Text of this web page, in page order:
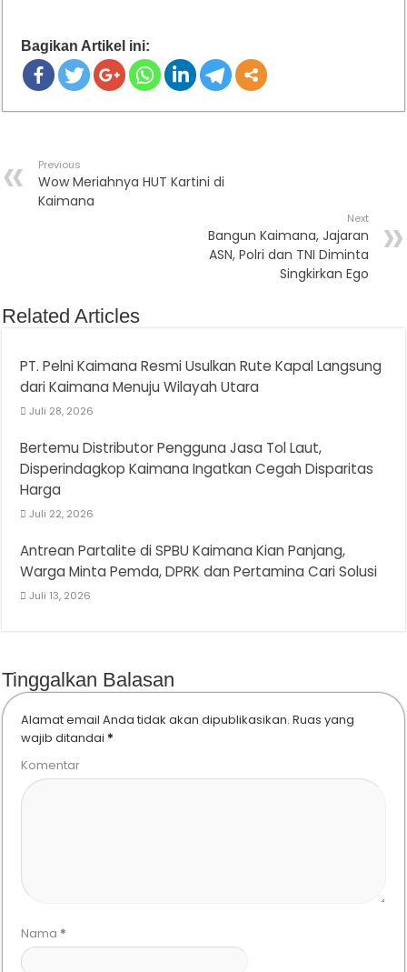
Bagikan Artikel ini:
Previous
Wow Meriahnya HUT Kartini di
Kaimana
Next
Bangun Kaimana, Jajaran
ASN, Polri dan TNI Diminta
Singkirkan Ego
Related Articles
PT. Pelni Kaimana Resmi Usulkan Rute Kapal Langsung
dari Kaimana Menuju Wilayah Utara
Juli 28, 2026
Bertemu Distributor Pengguna Jasa Tol Laut,
Disperindagkop Kaimana Ingatkan Cegah Disparitas
Harga
Juli 22, 2026
Antrean Partalite di SPBU Kaimana Kian Panjang,
Warga Minta Pemda, DPRK dan Pertamina Cari Solusi
Juli 13, 2026
Tinggalkan Balasan
Alamat email Anda tidak akan dipublikasikan. Ruas yang
wajib ditandai *
Komentar
Nama *